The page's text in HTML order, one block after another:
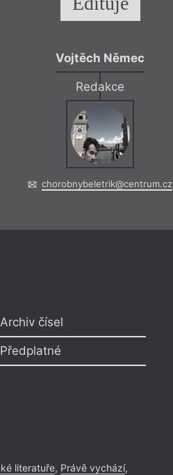
Vojtěch Němec
Redakce
chorobnybeletrik@centrum.cz
Archiv čísel
Předplatné
literatuře, Právě vychází,